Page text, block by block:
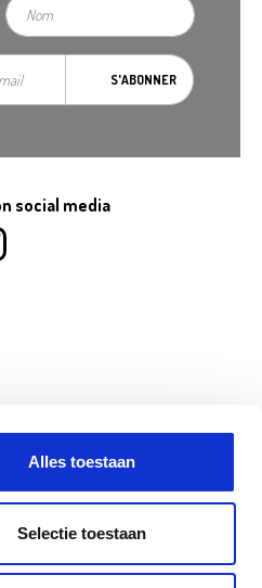
Alles toestaan
Selectie toestaan
S'ABONNER
social media